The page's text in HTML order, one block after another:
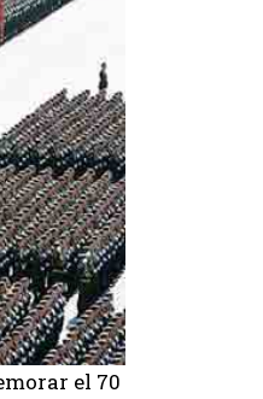
el 70